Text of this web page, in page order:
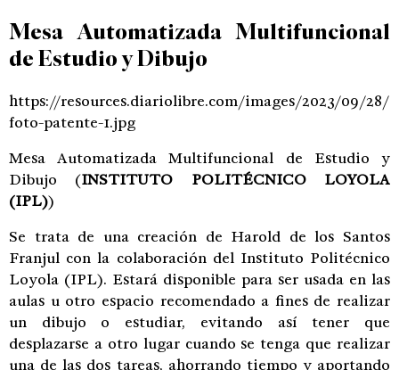
Mesa Automatizada Multifuncional
de Estudio y Dibujo
https://resources.diariolibre.com/images/2023/09/28/
foto-patente-1.jpg
Mesa Automatizada Multifuncional de Estudio y
Dibujo (INSTITUTO POLITÉCNICO LOYOLA
(IPL))
Se trata de una creación de Harold de los Santos
Franjul con la colaboración del Instituto Politécnico
Loyola (IPL). Estará disponible para ser usada en las
aulas u otro espacio recomendado a fines de realizar
un dibujo o estudiar, evitando así tener que
desplazarse a otro lugar cuando se tenga que realizar
una de las dos tareas, ahorrando tiempo y aportando